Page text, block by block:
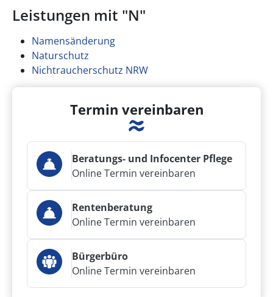
Leistungen mit "N"
Namensänderung
Naturschutz
Nichtraucherschutz NRW
Termin vereinbaren
Beratungs- und Infocenter Pflege
Online Termin vereinbaren
Rentenberatung
Online Termin vereinbaren
Bürgerbüro
Online Termin vereinbaren